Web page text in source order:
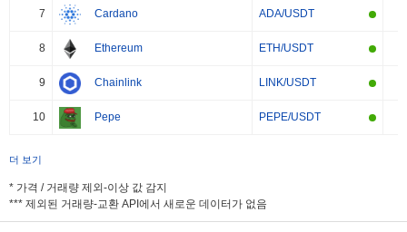
7 Cardano ADA/USDT
8 Ethereum ETH/USDT
9 Chainlink LINK/USDT
10 Pepe PEPE/USDT
더 보기
* 가격 / 거래량 제외-이상 값 감지
*** 제외된 거래량-교환 API에서 새로운 데이터가 없음